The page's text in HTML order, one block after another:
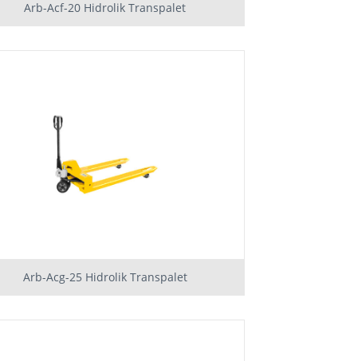
Arb-Acf-20 Hidrolik Transpalet
Arb-Acg-25 Hidrolik Transpalet